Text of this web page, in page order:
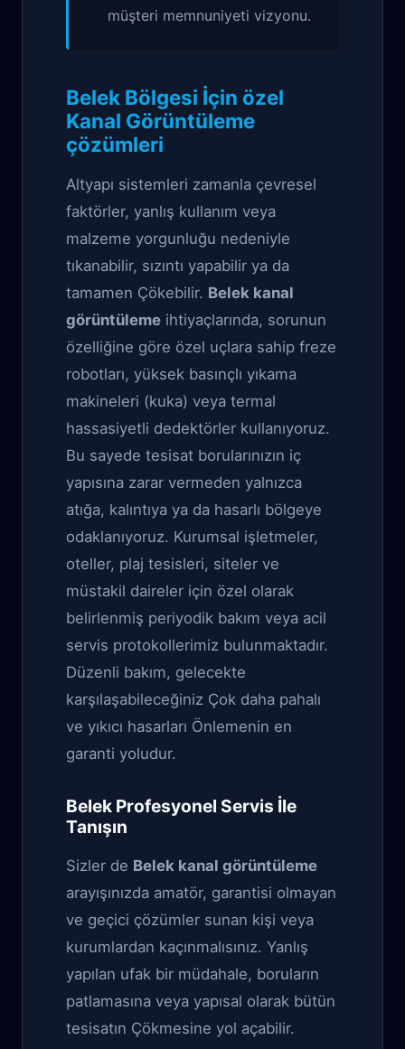
müşteri memnuniyeti vizyonu.
Belek Bölgesi İçin özel
Kanal Görüntüleme
çözümleri
Altyapı sistemleri zamanla çevresel
faktörler, yanlış kullanım veya
malzeme yorgunluğu nedeniyle
tıkanabilir, sızıntı yapabilir ya da
tamamen Çökebilir. Belek kanal
görüntüleme ihtiyaçlarında, sorunun
özelliğine göre özel uçlara sahip freze
robotları, yüksek basınçlı yıkama
makineleri (kuka) veya termal
hassasiyetli dedektörler kullanıyoruz.
Bu sayede tesisat borularınızın iç
yapısına zarar vermeden yalnızca
atığa, kalıntıya ya da hasarlı bölgeye
odaklanıyoruz. Kurumsal işletmeler,
oteller, plaj tesisleri, siteler ve
müstakil daireler için özel olarak
belirlenmiş periyodik bakım veya acil
servis protokollerimiz bulunmaktadır.
Düzenli bakım, gelecekte
karşılaşabileceğiniz Çok daha pahalı
ve yıkıcı hasarları Önlemenin en
garanti yoludur.
Belek Profesyonel Servis İle
Tanışın
Sizler de Belek kanal görüntüleme
arayışınızda amatör, garantisi olmayan
ve geçici çözümler sunan kişi veya
kurumlardan kaçınmalısınız. Yanlış
yapılan ufak bir müdahale, boruların
patlamasına veya yapısal olarak bütün
tesisatın Çökmesine yol açabilir.